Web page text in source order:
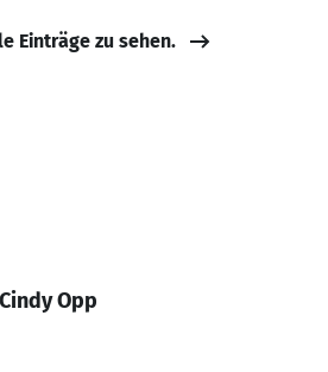
Einträge zu sehen.
Opp